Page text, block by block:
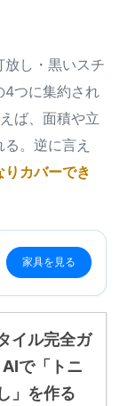
放し・黒いスチ
4つに集約され
ば、面積や立
。逆に言え
カバーでき
家具を見る
イル完全ガ
で「トニ
」を作る